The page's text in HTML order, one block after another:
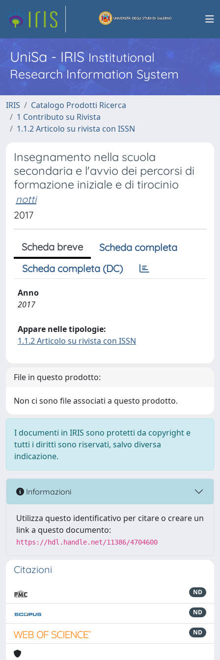
UniSa - IRISInstitutional
Research Information System
IRIS
Catalogo Prodotti Ricerca
1 Contributo su Rivista
1.1.2 Articolo su rivista con ISSN
Insegnamento nella scuola
secondaria e l'avvio dei percorsi di
formazione iniziale e di tirocinio
notti
2017
Scheda breve
Scheda completa
Scheda completa (DC)
Anno
2017
Appare nelle tipologie:
1.1.2 Articolo su rivista con ISSN
File in questo prodotto:
Non ci sono file associati a questo prodotto.
I documenti in IRIS sono protetti da copyright e
tutti i diritti sono riservati, salvo diversa
indicazione.
Informazioni
Utilizza questo identificativo per citare o creare un
link a questo documento:
https://hdl.handle.net/11386/4704600
Citazioni
ND
ND
ND